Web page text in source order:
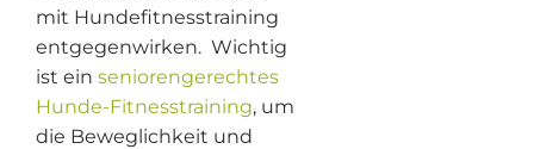
mit Hundefitnesstraining
entgegenwirken. Wichtig
ist ein seniorengerechtes
Hunde-Fitnesstraining, um
die Beweglichkeit und